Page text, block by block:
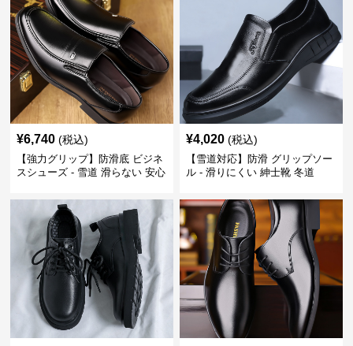
¥6,740 (税込)
【強力グリップ】防滑底 ビジネ
スシューズ - 雪道 滑らない 安心
¥4,020 (税込)
【雪道対応】防滑 グリップソー
ル - 滑りにくい 紳士靴 冬道